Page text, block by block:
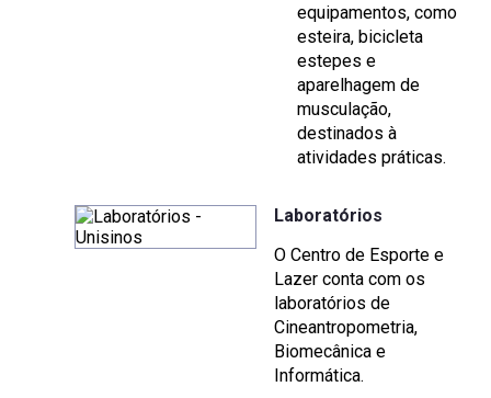
equipamentos, como
esteira, bicicleta
estepes e
aparelhagem de
musculação,
destinados à
atividades práticas.
Laboratórios
O Centro de Esporte e
Lazer conta com os
laboratórios de
Cineantropometria,
Biomecânica e
Informática.